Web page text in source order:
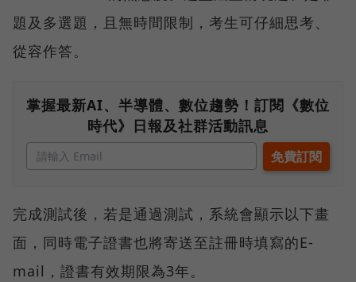
題及多選題，且無時間限制，考生可仔細思考、
從容作答。
掌握最新AI、半導體、數位趨勢！訂閱《數位
時代》日報及社群活動訊息
完成測試後，若是通過測試，系統會顯示以下畫
面，同時電子證書也將寄送至註冊時填寫的E-
mail，證書有效期限為3年。